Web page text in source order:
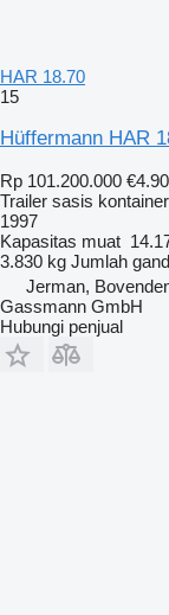
HAR 18.70
15
Hüffermann HAR
Rp 101.200.000
Trailer sasis kontainer
1997
Kapasitas muat
3.830 kg Jumlah
Jerman,
Gassmann GmbH
Hubungi penjual